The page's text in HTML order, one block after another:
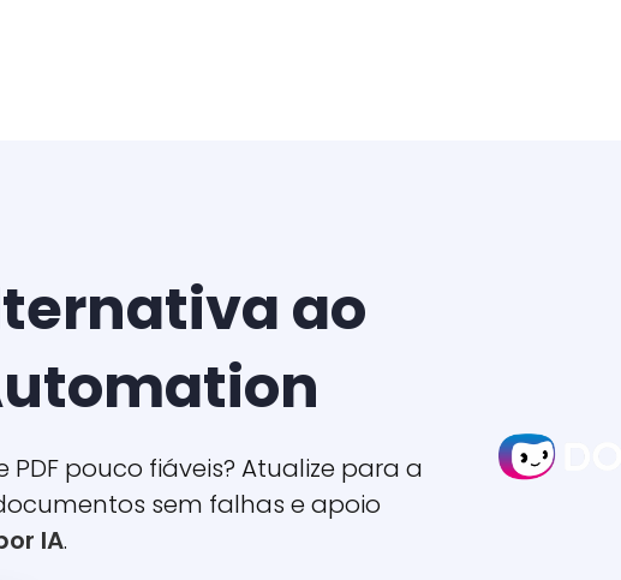
ao
pouco fiáveis? Atualize para a
sem falhas e apoio
IA.